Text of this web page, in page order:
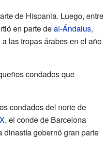
de Hispania. Luego, entre
en parte deal-Ándalus,
las tropas árabes en el año
condados que
condados del norte de
, el conde de Barcelona
dinastía gobernó gran parte